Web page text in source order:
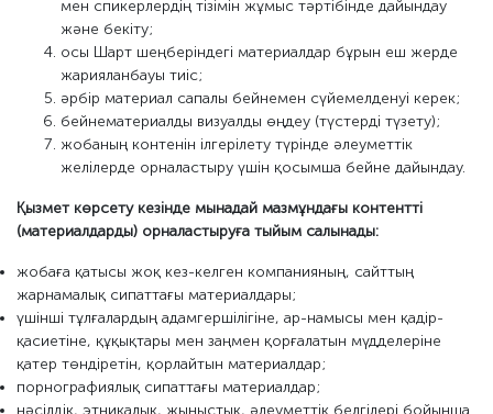
мен спикерлердің тізімін жұмыс тәртібінде дайындау
және бекіту;
осы Шарт шеңберіндегі материалдар бұрын еш жерде
жарияланбауы тиіс;
әрбір материал сапалы бейнемен сүйемелденуі керек;
бейнематериалды визуалды өңдеу (түстерді түзету);
жобаның контенін ілгерілету түрінде әлеуметтік
желілерде орналастыру үшін қосымша бейне дайындау.
Қызмет көрсету кезінде мынадай мазмұндағы контентті
(материалдарды) орналастыруға тыйым салынады:
жобаға қатысы жоқ кез-келген компанияның, сайттың
жарнамалық сипаттағы материалдары;
үшінші тұлғалардың адамгершілігіне, ар-намысы мен қадір-
қасиетіне, құқықтары мен заңмен қорғалатын мүдделеріне
қатер төндіретін, қорлайтын материалдар;
порнографиялық сипаттағы материалдар;
нәсілдік, этникалық, жыныстық, әлеуметтік белгілері бойынша